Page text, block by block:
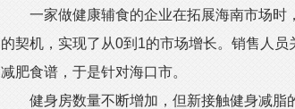
一家做健康辅食的企业在拓展海南市场时
的契机，实现了从0到1的市场增长。销售人
减肥食谱，于是针对海口市。
健身房数量不断增加，但新接触健身减脂